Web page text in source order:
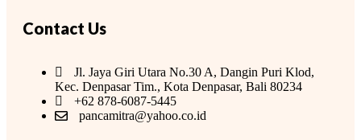
Contact Us
Jl. Jaya Giri Utara No.30 A, Dangin Puri Klod,
Kec. Denpasar Tim., Kota Denpasar, Bali 80234
+62 878-6087-5445
pancamitra@yahoo.co.id